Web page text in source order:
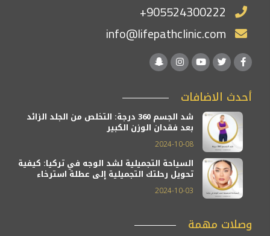
+905524300222
info@lifepathclinic.com
أحدث الاضافات
شد الجسم 360 درجة: التخلص من الجلد الزائد
بعد فقدان الوزن الكبير
2024-10-08
السياحة التجميلية لشد الوجه في تركيا: كيفية
تحويل رحلتك التجميلية إلى عطلة استرخاء
2024-10-03
وصلات مهمة